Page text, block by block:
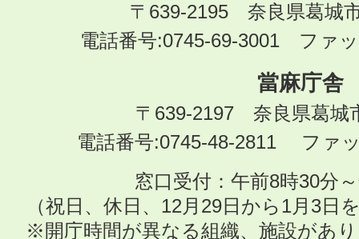
〒639-2195 奈良県葛城
電話番号:0745-69-3001 ファ
當麻庁舎
〒639-2197 奈良県葛城
電話番号:0745-48-2811 ファ
窓口受付：午前8時30分
（祝日、休日、12月29日から1月3日
※開庁時間が異なる組織、施設があ